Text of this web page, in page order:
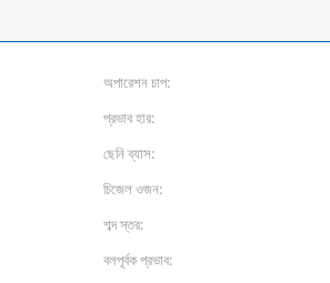
অপারেশন চাপ:
প্রভাব হার:
ছেনি ব্যাস:
চিজেল ওজন:
শব্দ স্তর:
বলপূর্বক প্রভাব: